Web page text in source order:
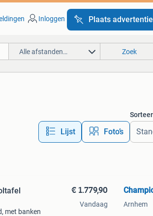
Inloggen Plaats advertentie
Alle afstanden… Zoek
Lijst Foto’s
met banken
€ 1.779,90
Vandaag Arnhem